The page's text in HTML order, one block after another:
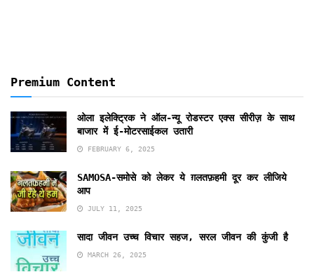
Premium Content
ओला इलेक्ट्रिक ने ऑल-न्यू रोडस्टर एक्स सीरीज़ के साथ
बाजार में ई-मोटरसाईकल उतारी
FEBRUARY 6, 2025
SAMOSA-समोसे को लेकर ये ग़लतफ़हमी दूर कर लीजिये
आप
JULY 11, 2025
सादा जीवन उच्च विचार सहज, सरल जीवन की कुंजी है
MARCH 26, 2025